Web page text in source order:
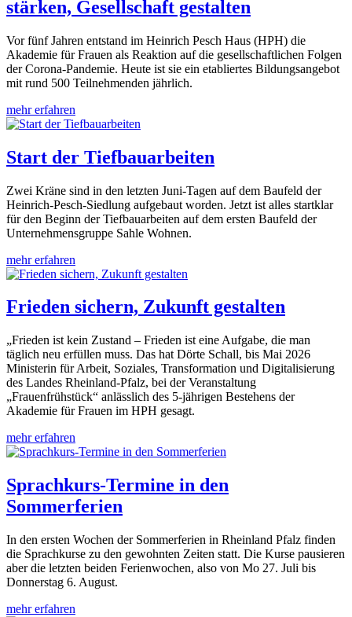
stärken, Gesellschaft gestalten
Vor fünf Jahren entstand im Heinrich Pesch Haus (HPH) die
Akademie für Frauen als Reaktion auf die gesellschaftlichen Folgen
der Corona-Pandemie. Heute ist sie ein etabliertes Bildungsangebot
mit rund 500 Teilnehmenden jährlich.
mehr erfahren
Start der Tiefbauarbeiten
Zwei Kräne sind in den letzten Juni-Tagen auf dem Baufeld der
Heinrich-Pesch-Siedlung aufgebaut worden. Jetzt ist alles startklar
für den Beginn der Tiefbauarbeiten auf dem ersten Baufeld der
Unternehmensgruppe Sahle Wohnen.
mehr erfahren
Frieden sichern, Zukunft gestalten
„Frieden ist kein Zustand – Frieden ist eine Aufgabe, die man
täglich neu erfüllen muss. Das hat Dörte Schall, bis Mai 2026
Ministerin für Arbeit, Soziales, Transformation und Digitalisierung
des Landes Rheinland-Pfalz, bei der Veranstaltung
„Frauenfrühstück“ anlässlich des 5-jährigen Bestehens der
Akademie für Frauen im HPH gesagt.
mehr erfahren
Sprachkurs-Termine in den
Sommerferien
In den ersten Wochen der Sommerferien in Rheinland Pfalz finden
die Sprachkurse zu den gewohnten Zeiten statt. Die Kurse pausieren
aber die letzten beiden Ferienwochen, also von Mo 27. Juli bis
Donnerstag 6. August.
mehr erfahren